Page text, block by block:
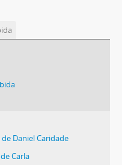
de Daniel Caridade
Carla